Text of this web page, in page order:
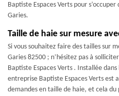
Baptiste Espaces Verts pour
Garies.
Taille de haie sur mesure
Si vous souhaitez faire des tailles sur
Garies 82500 ; n’hésitez pas à
Baptiste Espaces Verts . Installée
entreprise Baptiste Espaces Verts est
demandes en taille de haie, et cela du